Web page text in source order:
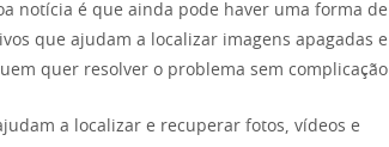
notícia é que ainda pode haver uma forma de
que ajudam a localizar imagens apagadas e
quer resolver o problema sem complicação
a localizar e recuperar fotos, vídeos e